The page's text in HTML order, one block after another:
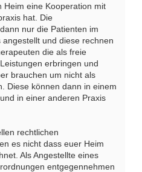
Heim eine Kooperation mit
hat. Die
nur die Patienten im
und diese rechnen
die als freie
erbringen und
brauchen um nicht als
Diese können dann in einem
in einer anderen Praxis
rechtlichen
es nicht dass euer Heim
Als Angestellte eines
entgegennehmen